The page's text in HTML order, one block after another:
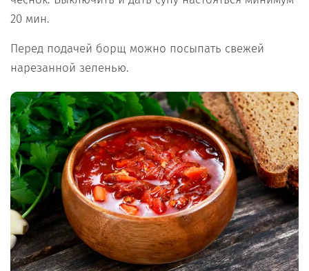
20 мин.
Перед подачей борщ можно посыпать свежей
нарезанной зеленью.